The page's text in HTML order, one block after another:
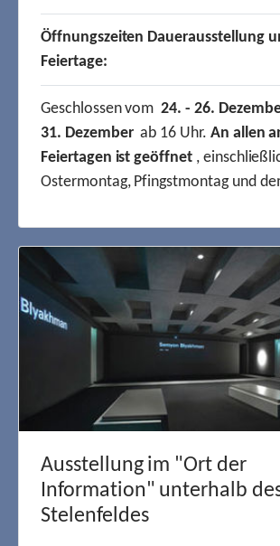
Ausstellung im "Ort der
Information" unterhalb
Stelenfeldes
Öffnungszeiten Dauerausstellung
Feiertage:
Geschlossen vom24. - 26.
31. Dezemberab 16 Uhr. An allen
Feiertagen ist geöffnet,
Ostermontag, Pfingstmontag und